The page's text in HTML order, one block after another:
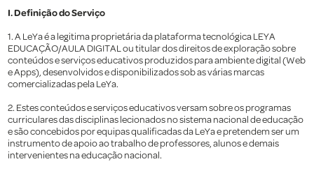
I. Definição do Serviço
1. A LeYa é a legitima proprietária da plataforma tecnológica LEYA
EDUCAÇÃO/AULA DIGITAL ou titular dos direitos de exploração sobre
conteúdos e serviços educativos produzidos para ambiente digital (Web
e Apps), desenvolvidos e disponibilizados sob as várias marcas
comercializadas pela LeYa.
2. Estes conteúdos e serviços educativos versam sobre os programas
curriculares das disciplinas lecionados no sistema nacional de educação
e são concebidos por equipas qualificadas da LeYa e pretendem ser um
instrumento de apoio ao trabalho de professores, alunos e demais
intervenientes na educação nacional.